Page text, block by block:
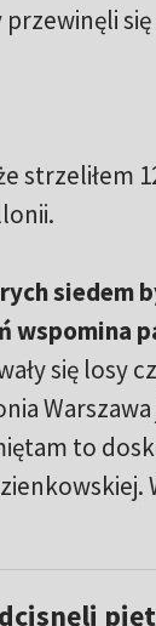
strzeliłem
siedem
wspomina
się losy
Warszawa
to